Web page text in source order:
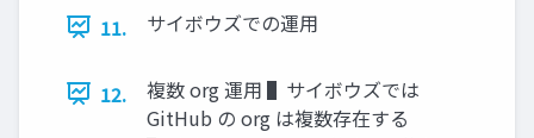
11.
サイボウズでの運⽤
12.
複数 org 運⽤ ▌サイボウズでは
GitHub の org は複数存在する